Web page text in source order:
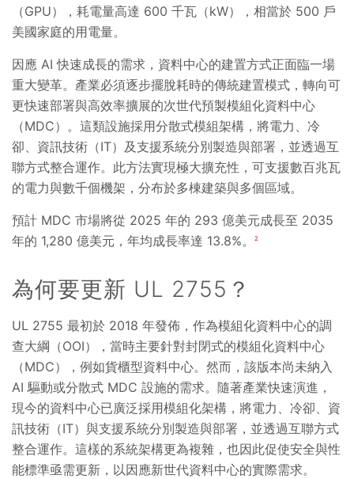
（GPU），耗電量高達 600 千瓦（kW），相當於 500 戶
美國家庭的用電量。
因應 AI 快速成長的需求，資料中心的建置方式正面臨一場
重大變革。產業必須逐步擺脫耗時的傳統建置模式，轉向可
更快速部署與高效率擴展的次世代預製模組化資料中心
（MDC）。這類設施採用分散式模組架構，將電力、冷
卻、資訊技術（IT）及支援系統分別製造與部署，並透過互
聯方式整合運作。此方法實現極大擴充性，可支援數百兆瓦
的電力與數千個機架，分布於多棟建築與多個區域。
預計 MDC 市場將從 2025 年的 293 億美元成長至 2035
年的 1,280 億美元，年均成長率達 13.8%。
2
為何要更新 UL 2755？
UL 2755 最初於 2018 年發佈，作為模組化資料中心的調
查大綱（OOI），當時主要針對封閉式的模組化資料中心
（MDC），例如貨櫃型資料中心。然而，該版本尚未納入
AI 驅動或分散式 MDC 設施的需求。隨著產業快速演進，
現今的資料中心已廣泛採用模組化架構，將電力、冷卻、資
訊技術（IT）與支援系統分別製造與部署，並透過互聯方式
整合運作。這樣的系統架構更為複雜，也因此促使安全與性
能標準亟需更新，以因應新世代資料中心的實際需求。